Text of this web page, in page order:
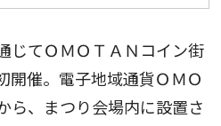
じてＯＭＯＴＡＮコイン街
開催。電子地域通貨ＯＭＯ
ら、まつり会場内に設置さ